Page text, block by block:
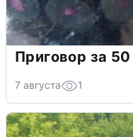
Приговор за
7 августа 1